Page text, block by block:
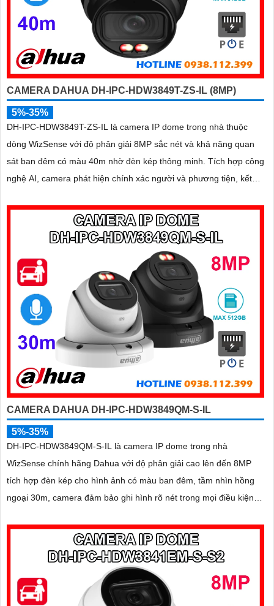
CAMERA DAHUA DH-IPC-HDW3849T-ZS-IL (8MP)
5%-35%
DH-IPC-HDW3849T-ZS-IL là camera IP dome trong nhà thuộc
dòng WizSense với độ phân giải 8MP sắc nét và khả năng quan
sát ban đêm có màu 40m nhờ đèn kép thông minh. Tích hợp công
nghệ AI, camera phát hiện chính xác người và phương tiện, kết
trữ linh hoạt và chi tiết, hỗ trợ PoE tiện lợi đây là giải pháp giám
sát an ninh hiệu quả
CAMERA DAHUA DH-IPC-HDW3849QM-S-IL
5%-35%
DH-IPC-HDW3849QM-S-IL là camera IP dome trong nhà
WizSense chính hãng Dahua với độ phân giải cao lên đến 8MP
tích hợp đèn kép cho hình ảnh có màu ban đêm, tầm nhìn hồng
ngoại 30m, camera đảm bảo ghi hình rõ nét trong mọi điều kiện
âm, chuẩn POE và khả năng nhận diện chính xác người và
phương tiện giám sát an ninh tốt